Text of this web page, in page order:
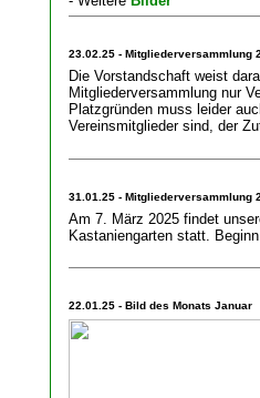
23.02.25 - Mitgliederversammlung
Die Vorstandschaft weist
Mitgliederversammlung nur
Platzgründen muss leider
Vereinsmitglieder sind, der
31.01.25 - Mitgliederversammlung
Am 7. März 2025 findet
Kastaniengarten statt.
22.01.25 - Bild des Monats Januar